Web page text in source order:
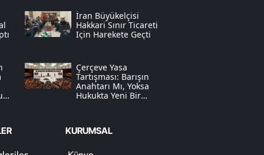
Tokat
Tunceli
Uşak
Van
İran Büyükelçisi
Hakkari Sınır Ticareti
Için Harekete Geçti
Çerçeve Yasa
Tartışması: Barışın
Anahtarı Mı, Yoksa
Hukukta Yeni Bir
KURUMSAL